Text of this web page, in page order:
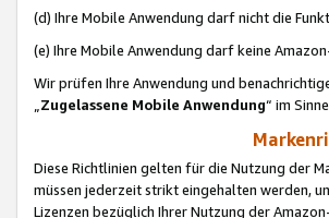
(d) Ihre Mobile Anwendung darf nicht die
(e) Ihre Mobile Anwendung darf keine
Wir prüfen Ihre Anwendung und
„Zugelassene Mobile Anwendung“ im
Diese Richtlinien gelten für die Nutzung der
müssen jederzeit strikt eingehalten werden,
Lizenzen bezüglich Ihrer Nutzung der